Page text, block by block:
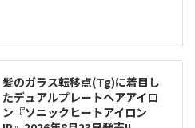
髪のガラス転移点(Tg)に着目し
たデュアルプレートヘアアイロ
ン『ソニックヒートアイロン